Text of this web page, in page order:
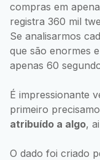
compras em
registra 360 mil
Se analisarmos
que são enormes
apenas 60
É impressionante
primeiro
atribuído a algo,
O dado foi criado